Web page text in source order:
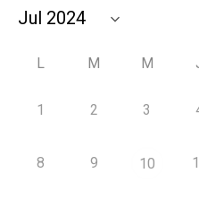
L M M
1 2 3
8 9 10